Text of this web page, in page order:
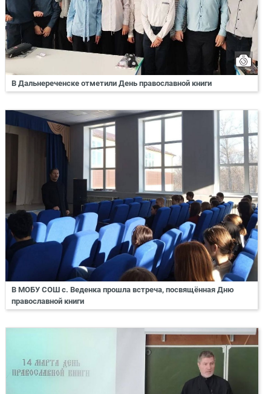
В Дальнереченске отметили День православной книги
В МОБУ СОШ с. Веденка прошла встреча, посвящённая Дню
православной книги